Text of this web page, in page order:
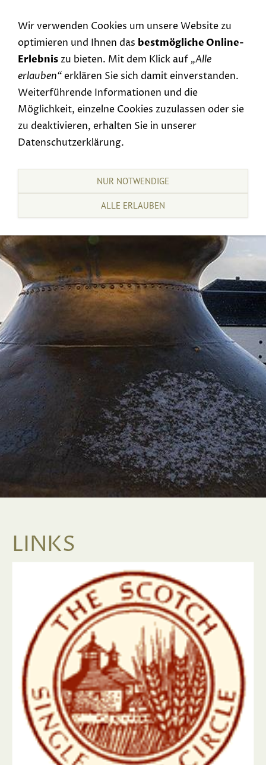
LINKS
Wir verwenden Cookies um unsere Website zu
optimieren und Ihnen das bestmögliche Online-
Erlebniszu bieten. Mit dem Klick auf „Alle
erlauben“erklären Sie sich damit einverstanden.
Weiterführende Informationen und die
Möglichkeit, einzelne Cookies zuzulassen oder sie
zu deaktivieren, erhalten Sie in unserer
Datenschutzerklärung.
NUR NOTWENDIGE
ALLE ERLAUBEN